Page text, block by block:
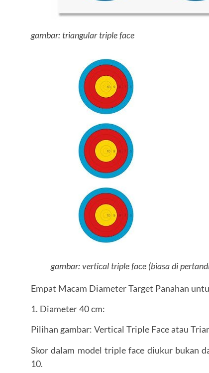
gambar: triangular triple face
gambar: vertical triple face (biasa di
Empat Macam Diameter Target Panahan
1. Diameter 40 cm:
Pilihan gambar: Vertical Triple Face atau
Skor dalam model triple face diukur bukan
10.